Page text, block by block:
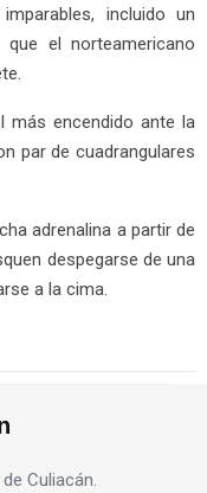
incluido un
el norteamericano
más encendido ante la
par de cuadrangulares
adrenalina a partir de
despegarse de una
a la cima.
Culiacán.